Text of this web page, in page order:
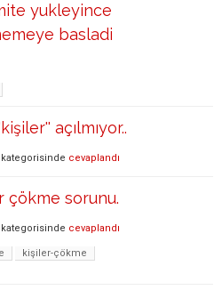
yukleyince
basladi
açılmıyor..
kategorisinde cevaplandı
çökme sorunu.
kategorisinde cevaplandı
kişiler-çökme